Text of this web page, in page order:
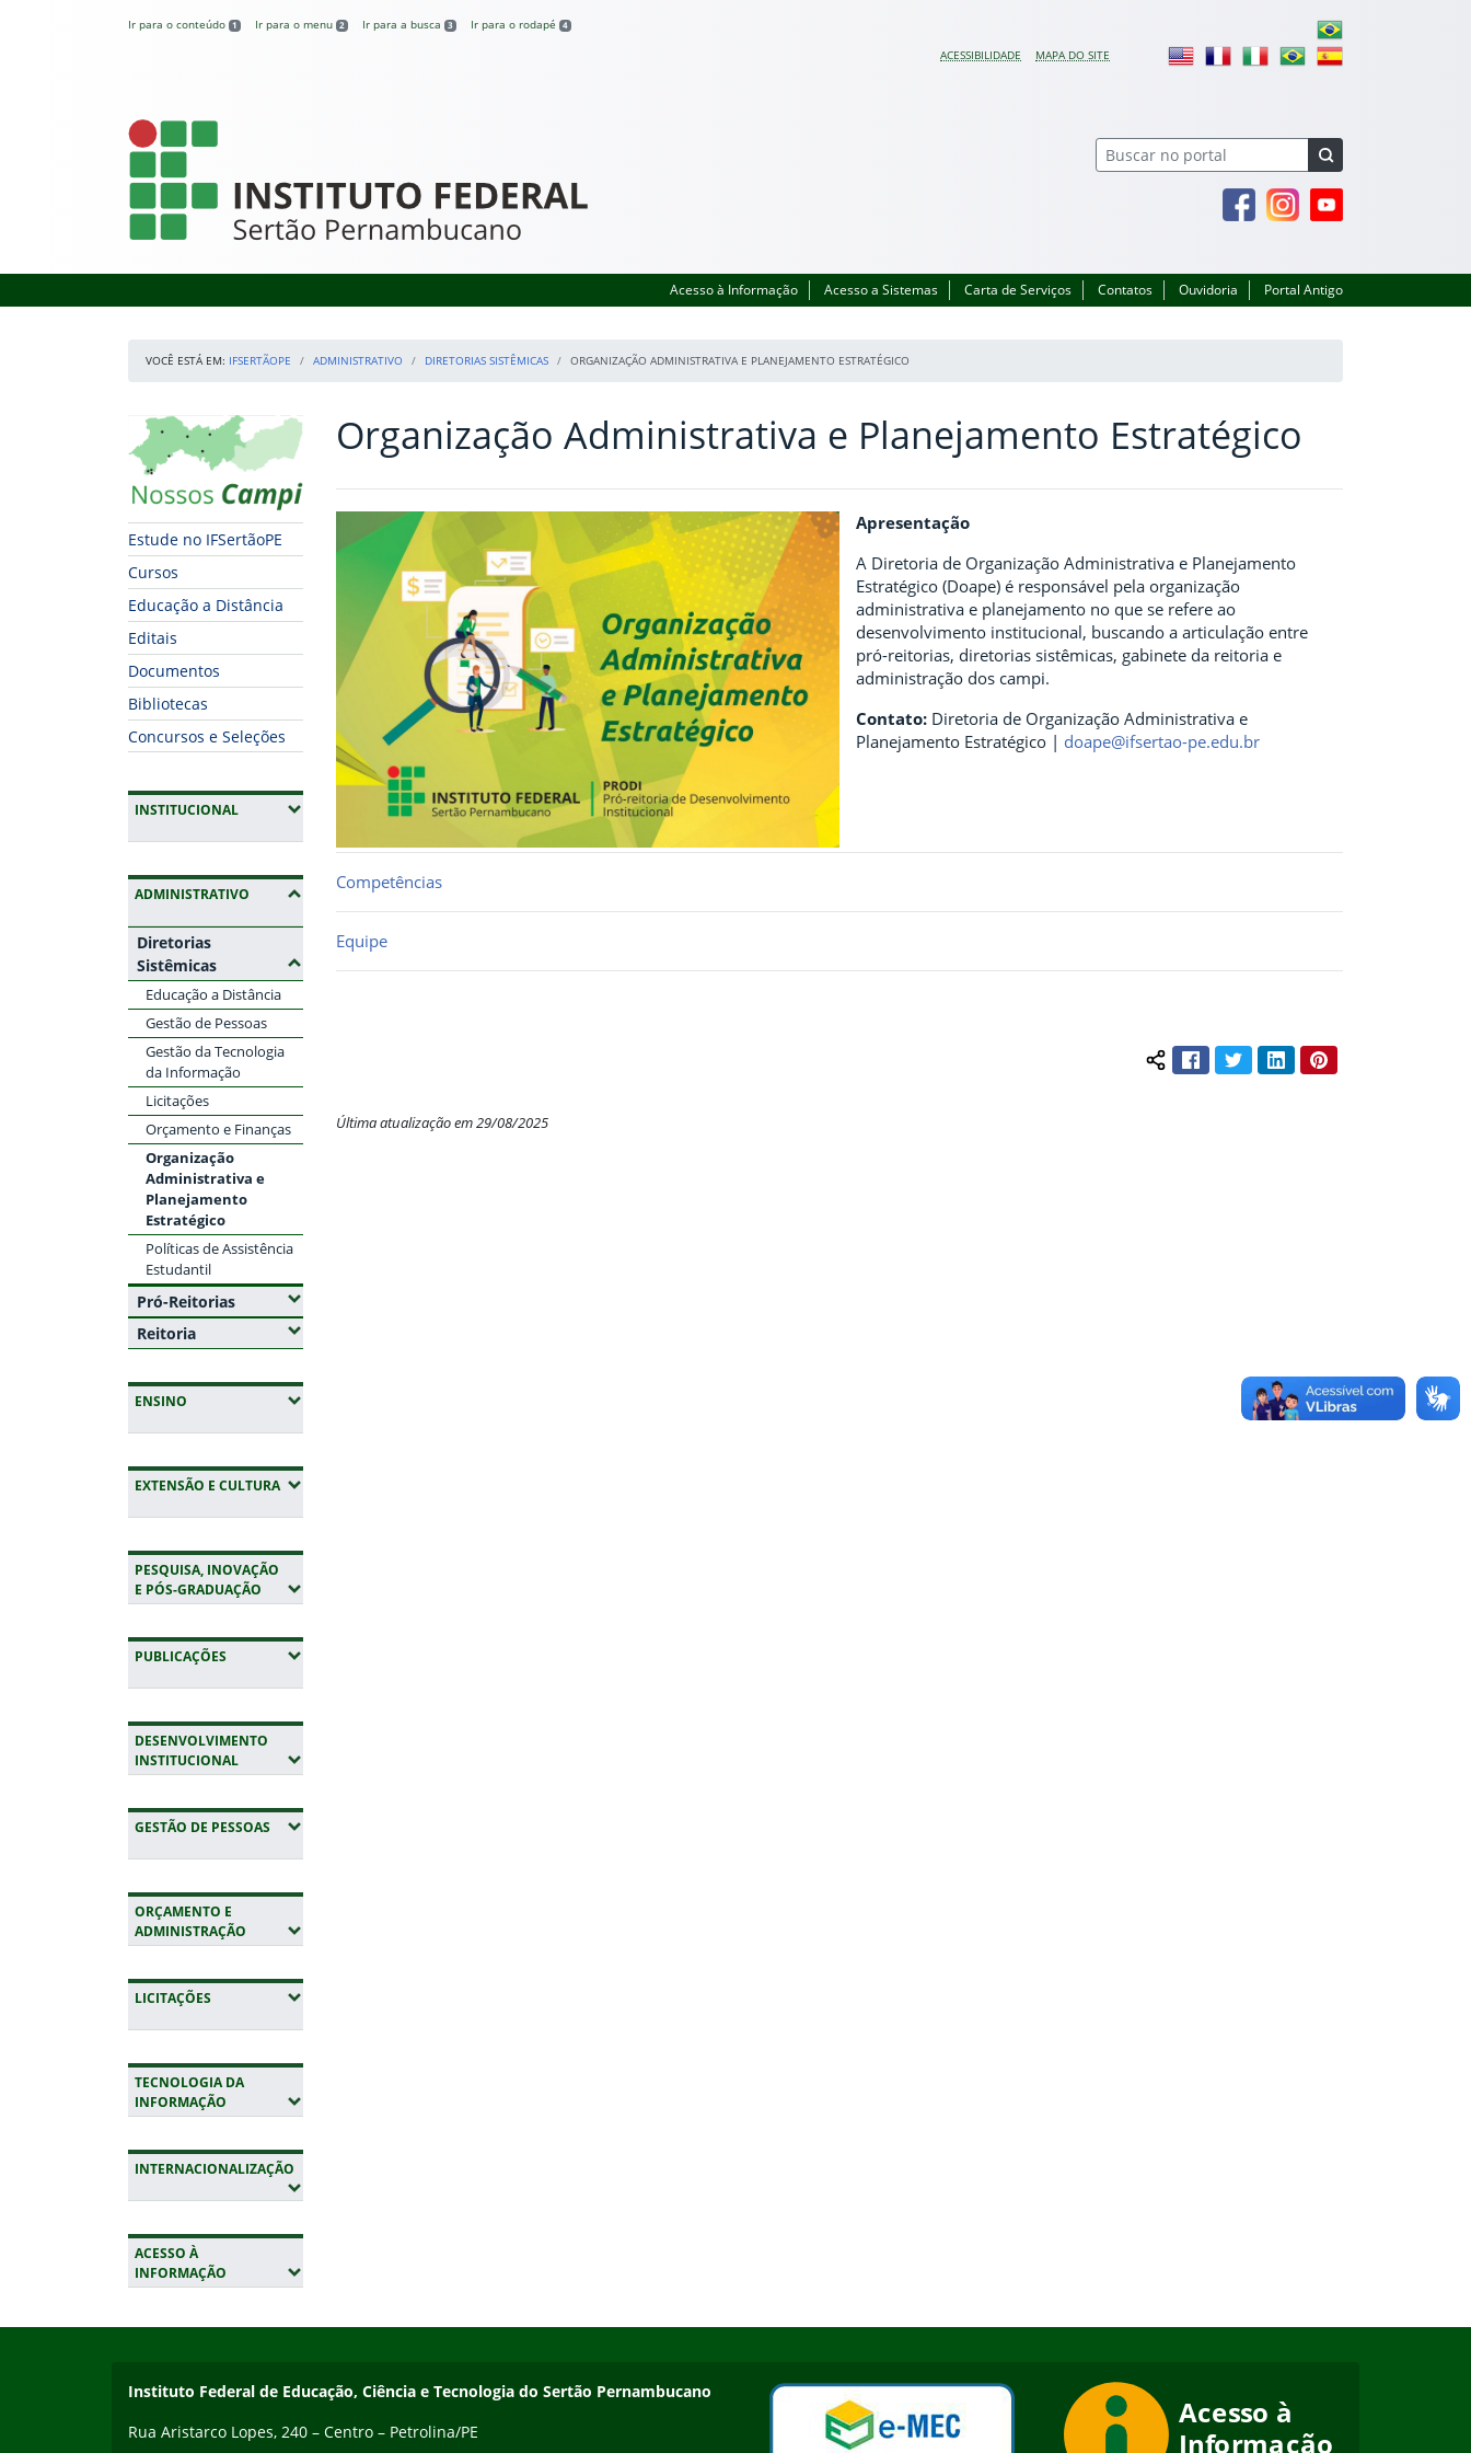
Ir para o conteúdo 1 Ir para o menu 2 Ir para a busca 3 Ir para o rodapé 4
ACESSIBILIDADE MAPA DO SITE
IFSertãoPE
FacebookInstagramYoutube
Acesso à Informação Acesso a Sistemas Carta de Serviços Contatos Ouvidoria Portal Antigo
VOCÊ ESTÁ EM: IFSERTÃOPE ADMINISTRATIVO DIRETORIAS SISTÊMICAS ORGANIZAÇÃO ADMINISTRATIVA E PLANEJAMENTO ESTRATÉGICO
Início da navegação
Mapa Campi
Estude no IFSertãoPE
Cursos
Educação a Distância
Editais
Documentos
Bibliotecas
Concursos e Seleções
INSTITUCIONAL(EXPANDIR SUBMENUS)
ADMINISTRATIVO (OCULTAR SUBMENUS)
Diretorias
Sistêmicas(Ocultar submenus)
Educação a Distância
Gestão de Pessoas
Gestão da Tecnologia
da Informação
Licitações
Orçamento e Finanças
Organização
Administrativa e
Planejamento
Estratégico
Políticas de Assistência
Estudantil
Pró-Reitorias(Expandir submenus)
Reitoria(Expandir submenus)
ENSINO (EXPANDIR SUBMENUS)
EXTENSÃO E CULTURA(EXPANDIR SUBMENUS)
PESQUISA, INOVAÇÃO
E PÓS-GRADUAÇÃO (EXPANDIR SUBMENUS)
PUBLICAÇÕES (EXPANDIR SUBMENUS)
DESENVOLVIMENTO
INSTITUCIONAL(EXPANDIR SUBMENUS)
GESTÃO DE PESSOAS (EXPANDIR SUBMENUS)
ORÇAMENTO E
ADMINISTRAÇÃO (EXPANDIR SUBMENUS)
LICITAÇÕES (EXPANDIR SUBMENUS)
TECNOLOGIA DA
INFORMAÇÃO (EXPANDIR SUBMENUS)
INTERNACIONALIZAÇÃO
ACESSO À
INFORMAÇÃO (EXPANDIR SUBMENUS)
Início do conteúdo
Organização Administrativa e Planejamento Estratégico
Apresentação
A Diretoria de Organização Administrativa e Planejamento
Estratégico (Doape) é responsável pela organização
administrativa e planejamento no que se refere ao
desenvolvimento institucional, buscando a articulação entre
pró-reitorias, diretorias sistêmicas, gabinete da reitoria e
administração dos campi.
Contato: Diretoria de Organização Administrativa e
Planejamento Estratégico | doape@ifsertao-pe.edu.br
Competências
Equipe
Compartilhar conteúdo:
FacebookTwitterLinkedInPinterest
Última atualização em 29/08/2025
Endereço
Instituto Federal de Educação, Ciência e Tecnologia do Sertão Pernambucano
Rua Aristarco Lopes, 240 – Centro – Petrolina/PE